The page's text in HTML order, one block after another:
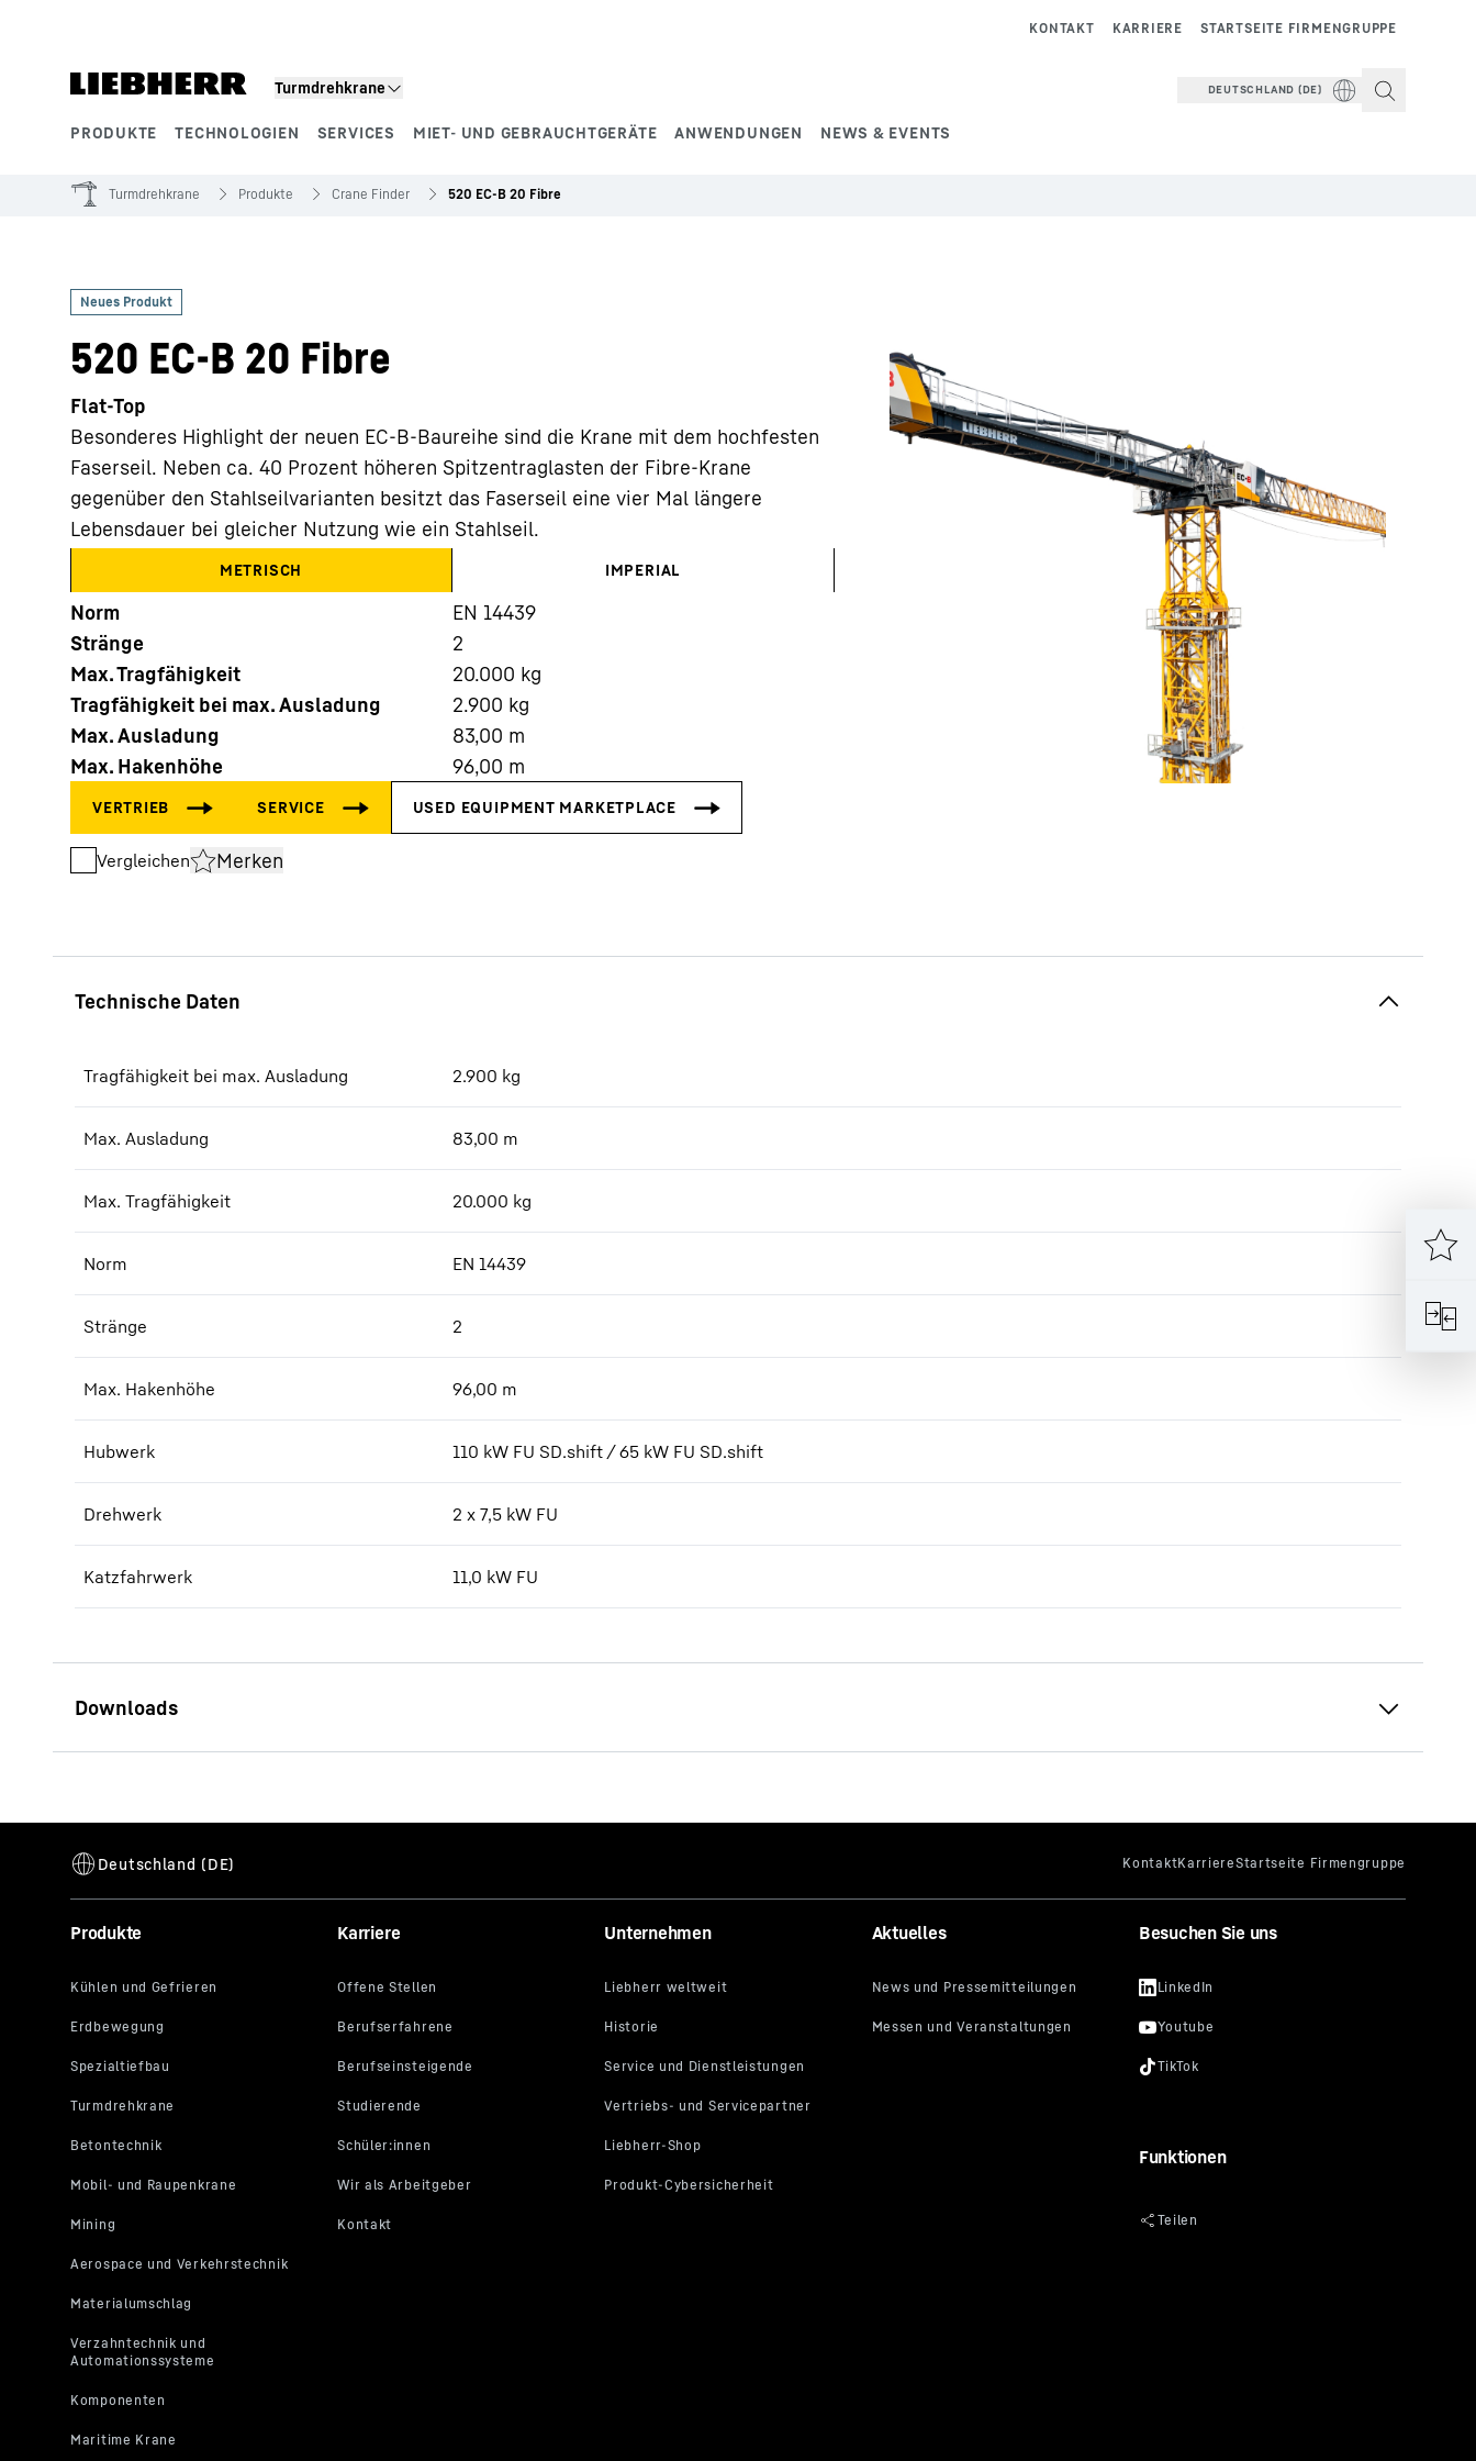
Turmdrehkrane
PRODUKTE TECHNOLOGIEN SERVICES MIET- UND GEBRAUCHTGERÄTE ANWENDUNGEN NEWS & EVENTS
STARTSEITE FIRMENGRUPPE
KARRIERE
KONTAKT
DEUTSCHLAND (DE)
Mehr über die Firmengruppe
Turmdrehkrane Produkte Crane Finder 520 EC-B 20 Fibre
520 EC-B 20 Fibre
Flat-Top
Besonderes Highlight der neuen EC-B-Baureihe sind die Krane mit dem hochfesten
Faserseil. Neben ca. 40 Prozent höheren Spitzentraglasten der Fibre-Krane
gegenüber den Stahlseilvarianten besitzt das Faserseil eine vier Mal längere
Lebensdauer bei gleicher Nutzung wie ein Stahlseil.
METRISCH IMPERIAL
Norm
EN 14439
Stränge
2
Max. Tragfähigkeit
20.000 kg
Tragfähigkeit bei max. Ausladung
2.900 kg
Max. Ausladung
83,00 m
Max. Hakenhöhe
96,00 m
Vergleichen Merken
Tragfähigkeit bei max. Ausladung 2.900 kg
Max. Ausladung 83,00 m
Max. Tragfähigkeit 20.000 kg
Norm EN 14439
Stränge 2
Max. Hakenhöhe 96,00 m
Hubwerk 110 kW FU SD.shift / 65 kW FU SD.shift
Drehwerk 2 x 7,5 kW FU
Katzfahrwerk 11,0 kW FU
Produkte Karriere Unternehmen Aktuelles Besuchen Sie uns
Funktionen